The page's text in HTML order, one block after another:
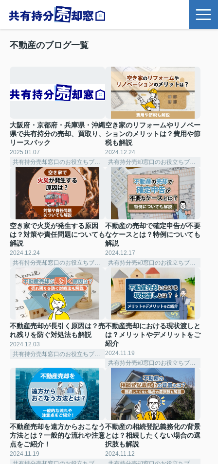
不動産のブログ一覧
大阪府・京都府・兵庫県・沖縄
県で共有持分の売却、買取り、
リースバック
2025.01.07
共有持分売却窓口のお役立ちブログ
空き家のリフォームやリノベー
ションのメリットは？費用や節
税も解説
2024.12.24
共有持分売却窓口のお役立ちブログ
空き家で火災が発生する原因
は？対策や責任問題についても
解説
2024.12.24
不動産の売却で確定申告が不要
なケースとは？特例についても
解説
2024.12.17
不動産売却が長引く原因は？売
れ残りを防ぐ対処法も解説
2024.12.03
共有持分売却窓口のお役立ちブログ
不動産売却における現状渡しと
は？メリットやデメリットをご
紹介
2024.11.19
共有持分売却窓口のお役立ちブログ
不動産売却を遠方からおこなう
方法とは？一般的な流れや注意
点をご紹介！
2024.11.19
不動産の相続登記義務化の背景
とは？相続したくない場合の選
択肢も解説
2024.11.12